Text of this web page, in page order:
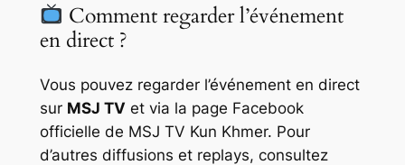
Comment regarder l’événement
en direct ?
Vous pouvez regarder l’événement en direct
sur MSJ TV et via la page Facebook
officielle de MSJ TV Kun Khmer. Pour
d’autres diffusions et replays, consultez